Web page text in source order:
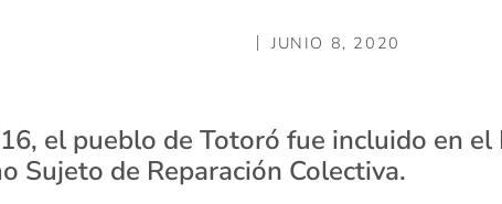
JUNIO 8, 2020
el pueblo de Totoró fue incluido en
Sujeto de Reparación Colectiva.